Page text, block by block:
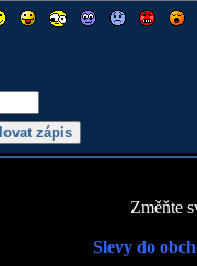
Změňte
Slevy do